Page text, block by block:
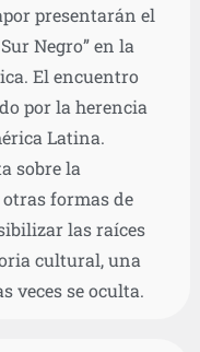
presentarán el
Negro” en la
El encuentro
por la herencia
Latina.
sobre la
formas de
las raíces
cultural, una
veces se oculta.